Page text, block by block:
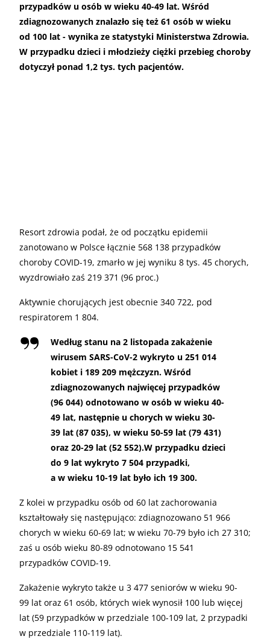
przypadków u osób w wieku 40-49 lat. Wśród
zdiagnozowanych znalazło się też 61 osób w wieku
od 100 lat - wynika ze statystyki Ministerstwa Zdrowia.
W przypadku dzieci i młodzieży ciężki przebieg choroby
dotyczył ponad 1,2 tys. tych pacjentów.
Resort zdrowia podał, że od początku epidemii
zanotowano w Polsce łącznie 568 138 przypadków
choroby COVID-19, zmarło w jej wyniku 8 tys. 45 chorych,
wyzdrowiało zaś 219 371 (96 proc.)
Aktywnie chorujących jest obecnie 340 722, pod
respiratorem 1 804.
Według stanu na 2 listopada zakażenie
wirusem SARS-CoV-2 wykryto u 251 014
kobiet i 189 209 mężczyzn. Wśród
zdiagnozowanych najwięcej przypadków
(96 044) odnotowano w osób w wieku 40-
49 lat, następnie u chorych w wieku 30-
39 lat (87 035), w wieku 50-59 lat (79 431)
oraz 20-29 lat (52 552).W przypadku dzieci
do 9 lat wykryto 7 504 przypadki,
a w wieku 10-19 lat było ich 19 300.
Z kolei w przypadku osób od 60 lat zachorowania
kształtowały się następująco: zdiagnozowano 51 966
chorych w wieku 60-69 lat; w wieku 70-79 było ich 27 310;
zaś u osób wieku 80-89 odnotowano 15 541
przypadków COVID-19.
Zakażenie wykryto także u 3 477 seniorów w wieku 90-
99 lat oraz 61 osób, których wiek wynosił 100 lub więcej
lat (59 przypadków w przedziale 100-109 lat, 2 przypadki
w przedziale 110-119 lat).